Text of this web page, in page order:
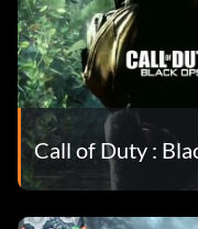
Call of Duty :